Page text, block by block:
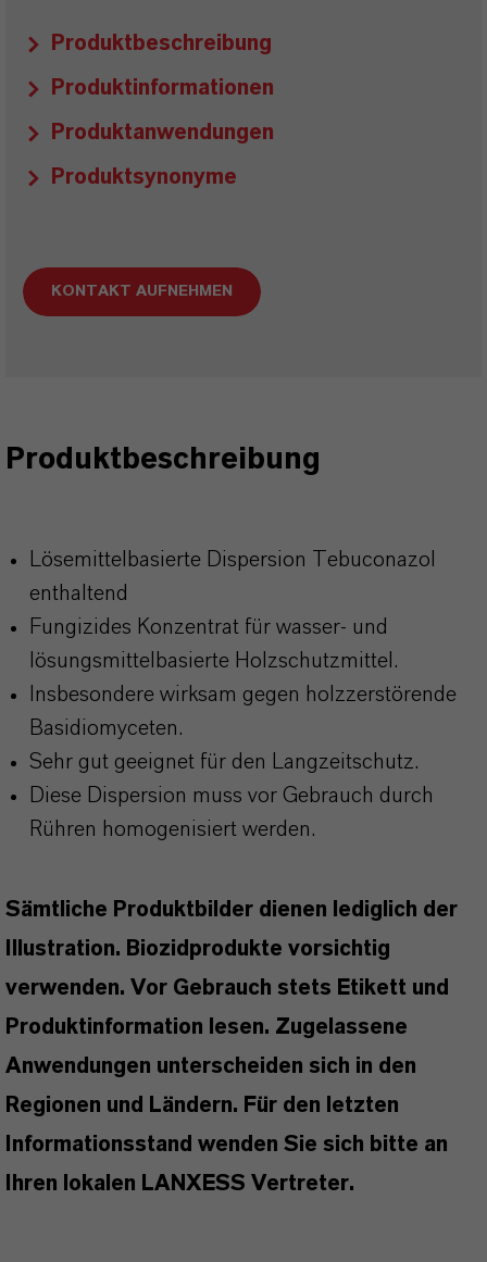
Produktbeschreibung
Produktinformationen
Produktanwendungen
Produktsynonyme
KONTAKT AUFNEHMEN
Produktbeschreibung
Lösemittelbasierte Dispersion Tebuconazol
enthaltend
Fungizides Konzentrat für wasser- und
lösungsmittelbasierte Holzschutzmittel.
Insbesondere wirksam gegen holzzerstörende
Basidiomyceten.
Sehr gut geeignet für den Langzeitschutz.
Diese Dispersion muss vor Gebrauch durch
Rühren homogenisiert werden.
Sämtliche Produktbilder dienen lediglich der
Illustration. Biozidprodukte vorsichtig
verwenden. Vor Gebrauch stets Etikett und
Produktinformation lesen. Zugelassene
Anwendungen unterscheiden sich in den
Regionen und Ländern. Für den letzten
Informationsstand wenden Sie sich bitte an
Ihren lokalen LANXESS Vertreter.